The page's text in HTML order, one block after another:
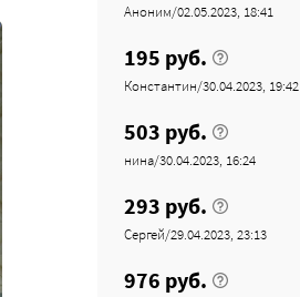
Аноним/02.05.2023, 18:41
195 руб.
Константин/30.04.2023, 19:42
503 руб.
нина/30.04.2023, 16:24
293 руб.
Сергей/29.04.2023, 23:13
976 руб.